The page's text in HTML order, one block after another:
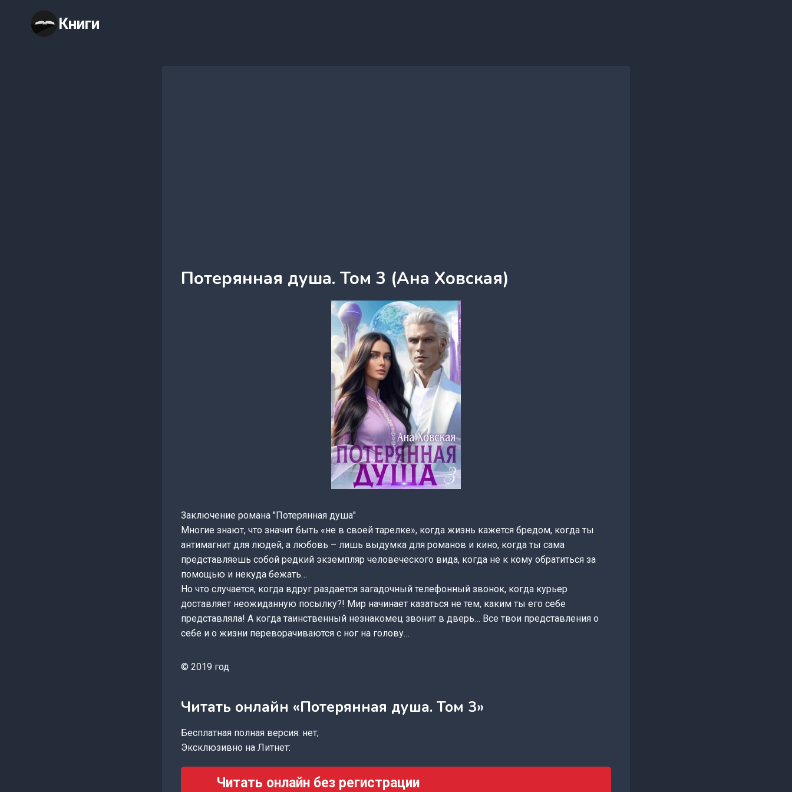
содержимому
Книги
Потерянная душа. Том 3 (Ана Ховская)
Заключение романа "Потерянная душа"
Многие знают, что значит быть «не в своей тарелке», когда жизнь кажется бредом, когда ты
антимагнит для людей, а любовь – лишь выдумка для романов и кино, когда ты сама
представляешь собой редкий экземпляр человеческого вида, когда не к кому обратиться за
помощью и некуда бежать…
Но что случается, когда вдруг раздается загадочный телефонный звонок, когда курьер
доставляет неожиданную посылку?! Мир начинает казаться не тем, каким ты его себе
представляла! А когда таинственный незнакомец звонит в дверь… Все твои представления о
себе и о жизни переворачиваются с ног на голову…
© 2019 год
Читать онлайн «Потерянная душа. Том 3»
Бесплатная полная версия: нет;
Эксклюзивно на Литнет:
Читать онлайн без регистрации